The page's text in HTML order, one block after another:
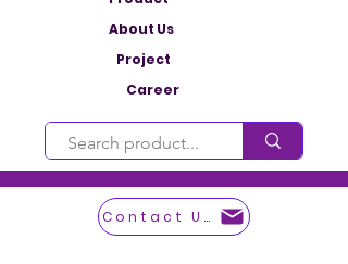
Career
Contact Us
About Us
Project